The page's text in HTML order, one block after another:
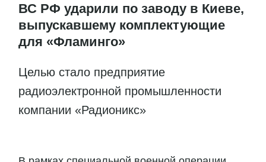
ВС РФ ударили по заводу в Киеве,
выпускавшему комплектующие
для «Фламинго»
Целью стало предприятие
радиоэлектронной промышленности
компании «Радионикс»